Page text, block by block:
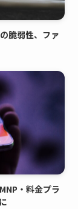
脆弱性、ファ
・料金プラ